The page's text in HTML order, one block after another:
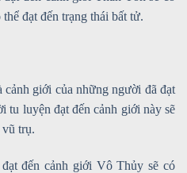
đạt đến trạng thái bất tử.
giới của những người đã đạt
tu luyện đạt đến cảnh giới này sẽ
vũ trụ.
đến cảnh giới Vô Thủy sẽ có